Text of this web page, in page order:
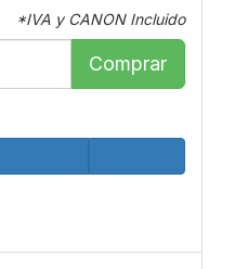
*IVA y CANON Incluido
Comprar